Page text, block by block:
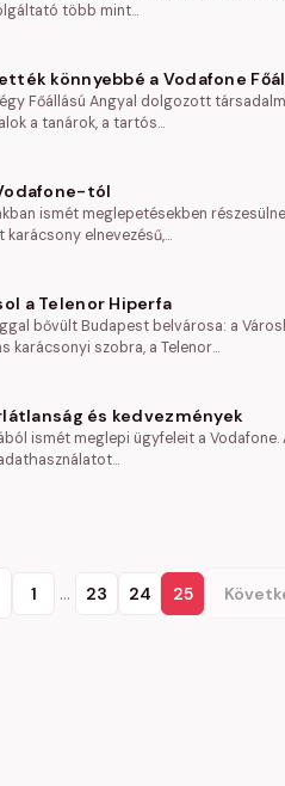
több mint…
könnyebbé a Vodafone
Főállású Angyal dolgozott
a tanárok, a tartós…
tól
ismét meglepetésekben
elnevezésű,…
a Telenor Hiperfa
bővült Budapest belvárosa: a
karácsonyi szobra, a Telenor…
és kedvezmények
ismét meglepi ügyfeleit a
1 … 23 24 25